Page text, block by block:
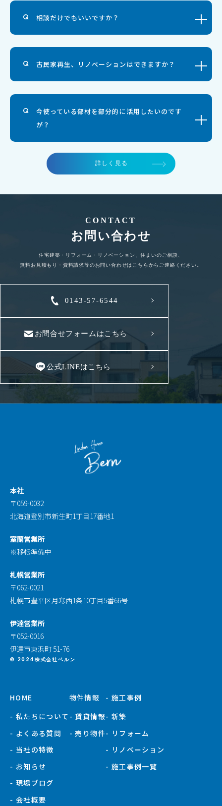
相談だけでもいいですか？
古民家再生、リノベーションはできますか？
今使っている部材を部分的に活用したいのです
が？
詳しく見る
CONTACT
お問い合わせ
住宅建築・リフォーム・リノベーション、住まいのご相談、
無料お見積もり・資料請求等のお問い合わせはこちらからご連絡ください。
0143-57-6544
お問合せフォームはこちら
公式LINEはこちら
本社
〒059-0032
北海道登別市新生町1丁目17番地1
室蘭営業所
※移転準備中
札幌営業所
〒062-0021
札幌市豊平区月寒西1条10丁目5番66号
伊達営業所
〒052-0016
伊達市東浜町 51-76
© 2024株式会社ベルン
HOME
- 私たちについて
- よくある質問
- 当社の特徴
- お知らせ
- 現場ブログ
- 会社概要
物件情報
- 賃貸情報
- 売り物件
- 施工事例
- 新築
- リフォーム
- リノベーション
- 施工事例一覧